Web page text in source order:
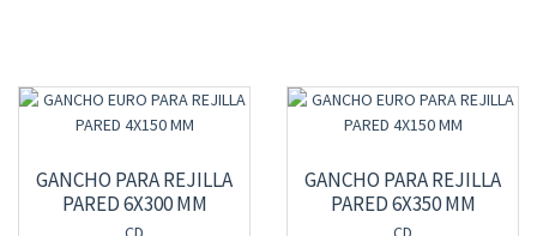
GANCHO PARA REJILLA
PARED 6X300 MM
GANCHO PARA REJILLA
PARED 6X350 MM